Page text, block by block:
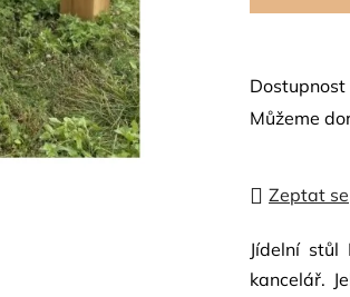
Jídelní stůl
kancelář.
Dostupnost
Můžeme
Zeptat se